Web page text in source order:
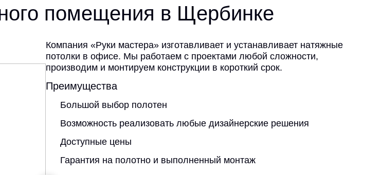
помещения в Щербинке
Компания «Руки мастера» изготавливает и устанавливает натяжные
потолки в офисе. Мы работаем с проектами любой сложности,
производим и монтируем конструкции в короткий срок.
Преимущества
Большой выбор полотен
Возможность реализовать любые дизайнерские решения
Доступные цены
Гарантия на полотно и выполненный монтаж